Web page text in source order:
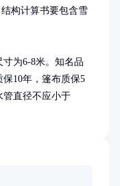
构计算书要包含雪
为6-8米。知名品
10年，篷布质保5
管直径不应小于